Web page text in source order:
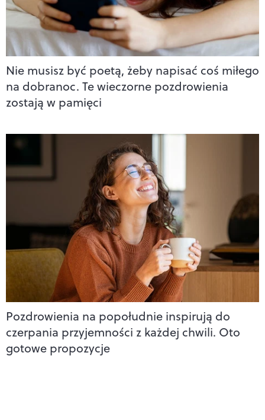
Nie musisz być poetą, żeby napisać coś miłego
na dobranoc. Te wieczorne pozdrowienia
zostają w pamięci
Pozdrowienia na popołudnie inspirują do
czerpania przyjemności z każdej chwili. Oto
gotowe propozycje